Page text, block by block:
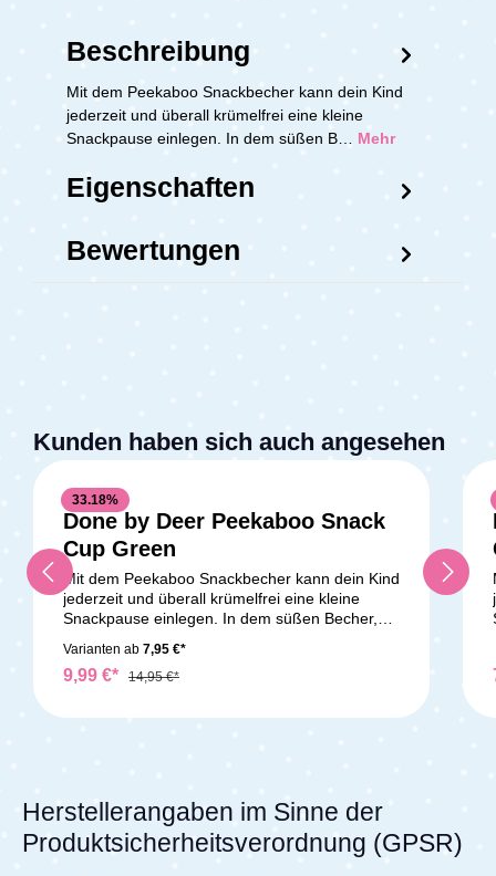
Beschreibung
Mit dem Peekaboo Snackbecher kann dein Kind
jederzeit und überall krümelfrei eine kleine
Snackpause einlegen. In dem süßen B… Mehr
Eigenschaften
Bewertungen
Kunden haben sich auch angesehen
33.18%
Done by Deer Peekaboo Snack
Cup Green
Mit dem Peekaboo Snackbecher kann dein Kind
jederzeit und überall krümelfrei eine kleine
Snackpause einlegen. In dem süßen Becher,
Snacks und Kekse Platz. Auch wenn der Becher
einmal umkippt, bleibt alles im Innern. Kleine
die Öffnung. Die Laschen schließen sich
mit der anderen Hand naschen. Lieferumfang:
1x Done by Deer Peekaboo Snack Cup Raffi
Varianten ab 7,95 €*
9,99 €* 14,95 €*
Herstellerangaben im Sinne der
Produktsicherheitsverordnung (GPSR)